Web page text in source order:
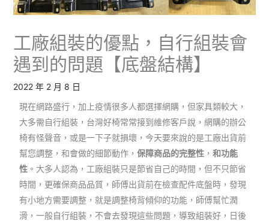
工廠組裝的優點，自行組裝會
遇到的問題【底盤結構】
2022 年 2 月 8 日
現在網路盛行，加上疫情很多人都選擇網購，但家具類較大，
大多需自行組裝，台灣好椅常常接到維修客戶說，網購的辦公
椅有怪聲音，或是一下子就損壞，今天要來說的是工廠出貨前
幫您調整，和會做的細節動作， 保障商品的完整性， 和功能
性。大多人認為，工廠組裝只是節省自己的時間，但不只節省
時間，更確保商品品質，師傅出貨前在檢查配件底盤時，發現
有小地方需要調整，就是調整椅背傾仰的功能，師傅幫忙潤
滑，一般自行組裝，不會去發現這些問題，導致組裝好，日後